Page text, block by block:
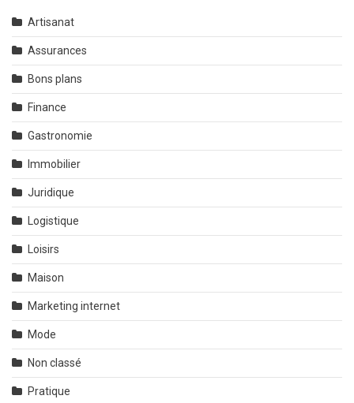
Artisanat
Assurances
Bons plans
Finance
Gastronomie
Immobilier
Juridique
Logistique
Loisirs
Maison
Marketing internet
Mode
Non classé
Pratique